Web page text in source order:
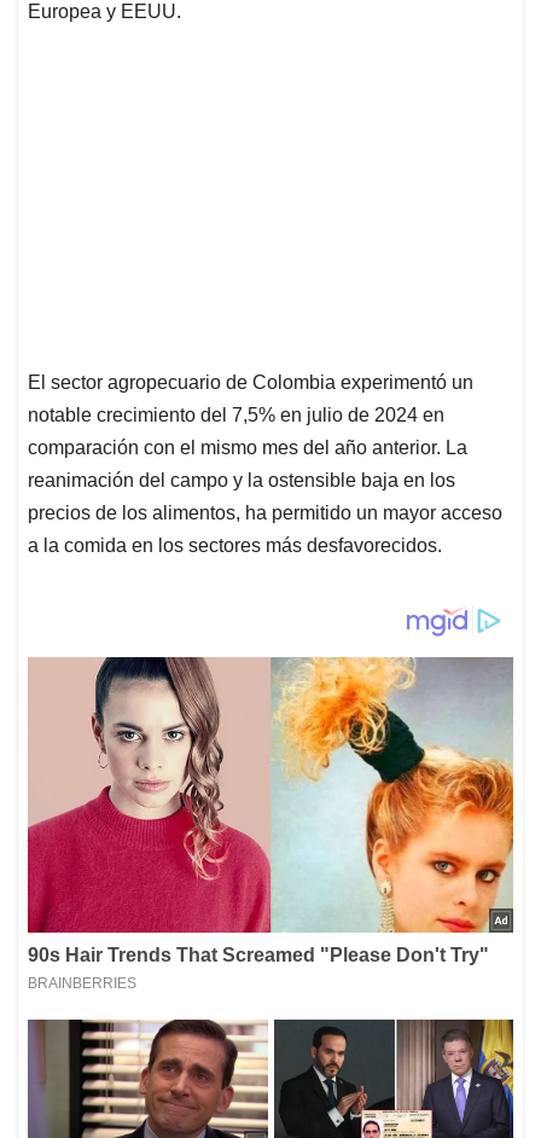
Europea y EEUU.
El sector agropecuario de Colombia experimentó un
notable crecimiento del 7,5% en julio de 2024 en
comparación con el mismo mes del año anterior. La
reanimación del campo y la ostensible baja en los
precios de los alimentos, ha permitido un mayor acceso
a la comida en los sectores más desfavorecidos.